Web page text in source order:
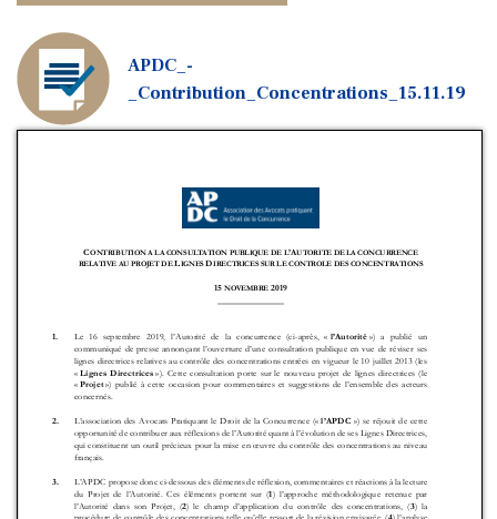
APDC_-
_Contribution_Concentrations_15.11.19
Télécharger